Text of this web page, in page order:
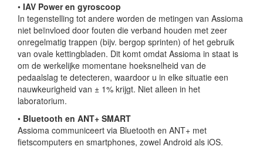
• IAV Power en gyroscoop
In tegenstelling tot andere worden de metingen van Assioma
niet beïnvloed door fouten die verband houden met zeer
onregelmatig trappen (bijv. bergop sprinten) of het gebruik
van ovale kettingbladen. Dit komt omdat Assioma in staat is
om de werkelijke momentane hoeksnelheid van de
pedaalslag te detecteren, waardoor u in elke situatie een
nauwkeurigheid van ± 1% krijgt. Niet alleen in het
laboratorium.
• Bluetooth en ANT+ SMART
Assioma communiceert via Bluetooth en ANT+ met
fietscomputers en smartphones, zowel Android als iOS.